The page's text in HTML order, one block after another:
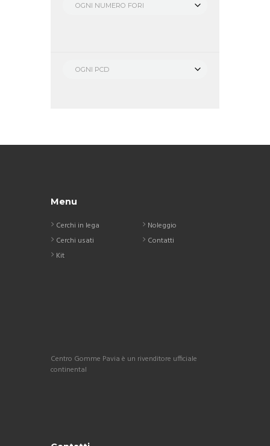
OGNI NUMERO FORI
OGNI PCD
Menu
Cerchi in lega
Cerchi usati
Kit
Noleggio
Contatti
Centro Gomme Pavia è un rivenditore ufficiale
continental